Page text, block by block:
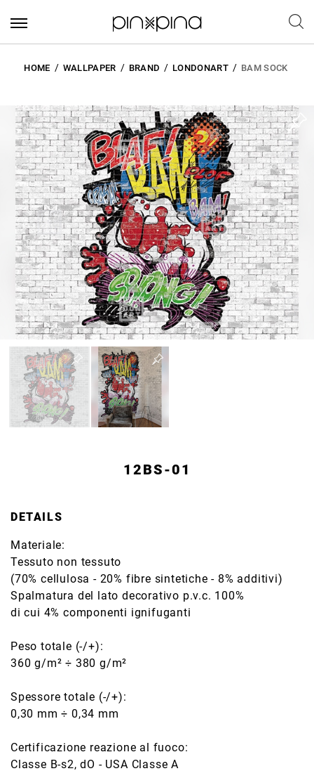
HOME WALLPAPER BRAND LONDONART BAM SOCK
12BS-01
DETAILS
Materiale:
Tessuto non tessuto
(70% cellulosa - 20% fibre sintetiche - 8% additivi)
Spalmatura del lato decorativo p.v.c. 100%
di cui 4% componenti ignifuganti
Peso totale (-/+):
360 g/m² ÷ 380 g/m²
Spessore totale (-/+):
0,30 mm ÷ 0,34 mm
Certificazione reazione al fuoco:
Classe B-s2, dO - USA Classe A